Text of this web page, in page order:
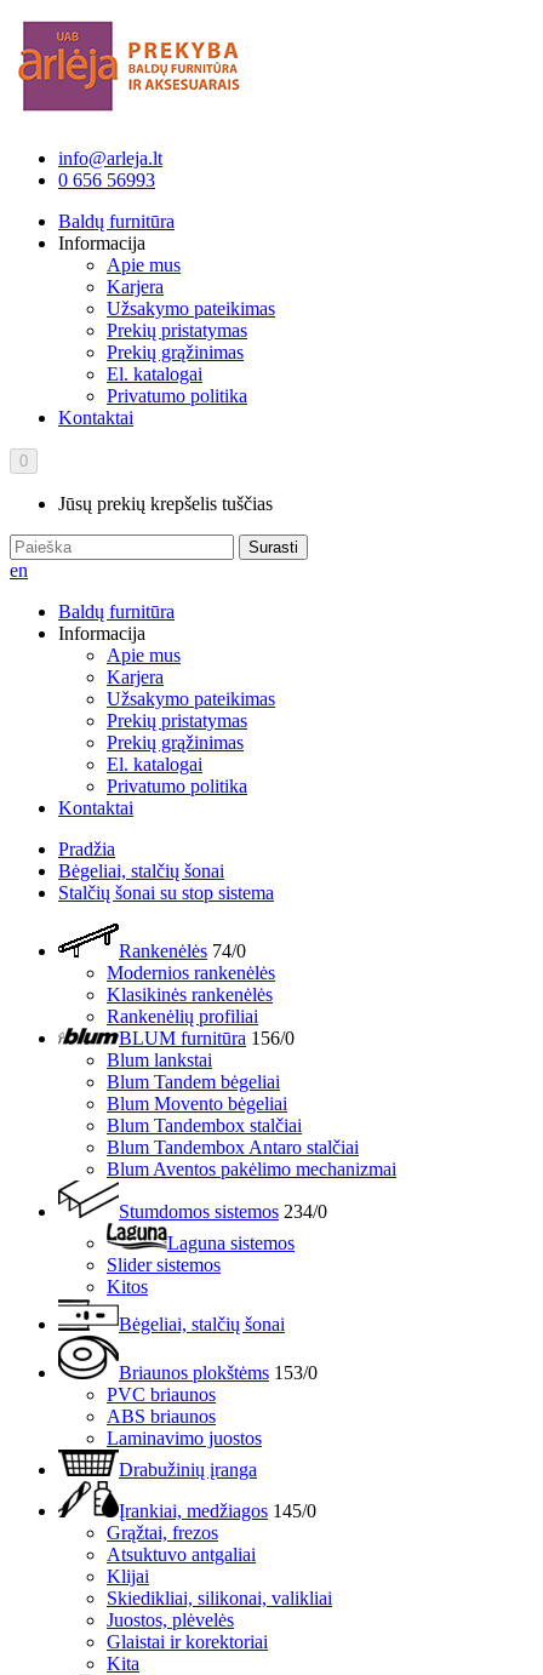
info@arleja.lt
0 656 56993
Baldų furnitūra
Informacija
Apie mus
Karjera
Užsakymo pateikimas
Prekių pristatymas
Prekių grąžinimas
El. katalogai
Privatumo politika
Kontaktai
0
Jūsų prekių krepšelis tuščias
Surasti
en
Baldų furnitūra
Informacija
Apie mus
Karjera
Užsakymo pateikimas
Prekių pristatymas
Prekių grąžinimas
El. katalogai
Privatumo politika
Kontaktai
Pradžia
Bėgeliai, stalčių šonai
Stalčių šonai su stop sistema
Rankenėlės 74/0
Modernios rankenėlės
Klasikinės rankenėlės
Rankenėlių profiliai
BLUM furnitūra 156/0
Blum lankstai
Blum Tandem bėgeliai
Blum Movento bėgeliai
Blum Tandembox stalčiai
Blum Tandembox Antaro stalčiai
Blum Aventos pakėlimo mechanizmai
Stumdomos sistemos 234/0
Laguna sistemos
Slider sistemos
Kitos
Bėgeliai, stalčių šonai
Briaunos plokštėms 153/0
PVC briaunos
ABS briaunos
Laminavimo juostos
Drabužinių įranga
Įrankiai, medžiagos 145/0
Grąžtai, frezos
Atsuktuvo antgaliai
Klijai
Skiedikliai, silikonai, valikliai
Juostos, plėvelės
Glaistai ir korektoriai
Kita